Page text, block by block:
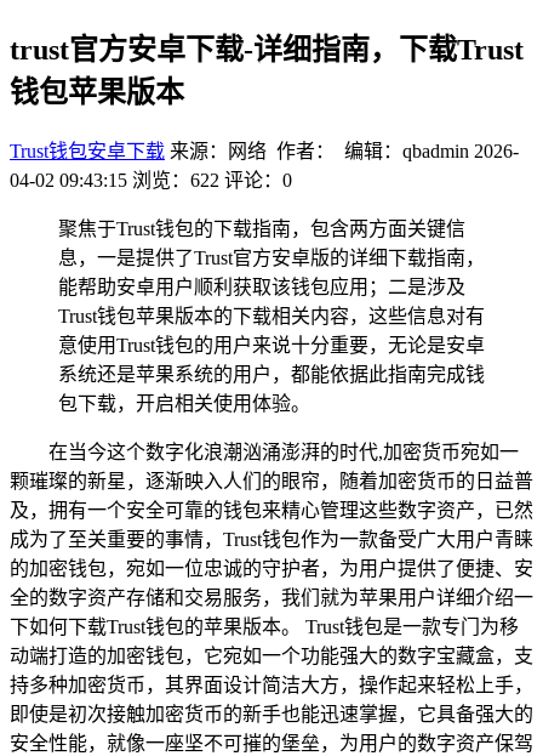
trust官方安卓下载-详细指南，下载Trust
钱包苹果版本
Trust钱包安卓下载 来源：网络 作者： 编辑：qbadmin 2026-
04-02 09:43:15 浏览：622 评论：0
聚焦于Trust钱包的下载指南，包含两方面关键信
息，一是提供了Trust官方安卓版的详细下载指南，
能帮助安卓用户顺利获取该钱包应用；二是涉及
Trust钱包苹果版本的下载相关内容，这些信息对有
意使用Trust钱包的用户来说十分重要，无论是安卓
系统还是苹果系统的用户，都能依据此指南完成钱
包下载，开启相关使用体验。
在当今这个数字化浪潮汹涌澎湃的时代,加密货币宛如一
颗璀璨的新星，逐渐映入人们的眼帘，随着加密货币的日益普
及，拥有一个安全可靠的钱包来精心管理这些数字资产，已然
成为了至关重要的事情，Trust钱包作为一款备受广大用户青睐
的加密钱包，宛如一位忠诚的守护者，为用户提供了便捷、安
全的数字资产存储和交易服务，我们就为苹果用户详细介绍一
下如何下载Trust钱包的苹果版本。 Trust钱包是一款专门为移
动端打造的加密钱包，它宛如一个功能强大的数字宝藏盒，支
持多种加密货币，其界面设计简洁大方，操作起来轻松上手，
即使是初次接触加密货币的新手也能迅速掌握，它具备强大的
安全性能，就像一座坚不可摧的堡垒，为用户的数字资产保驾